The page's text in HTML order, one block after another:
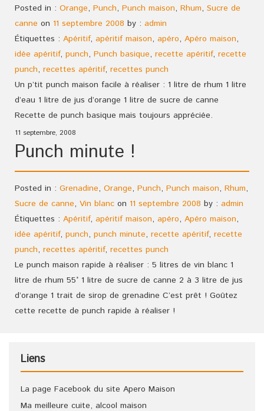
Posted in : Orange, Punch, Punch maison, Rhum, Sucre de
canne on 11 septembre 2008 by : admin
Étiquettes : Apéritif, apéritif maison, apéro, Apéro maison,
idée apéritif, punch, Punch basique, recette apéritif, recette
punch, recettes apéritif, recettes punch
Un p’tit punch maison facile à réaliser : 1 litre de rhum 1 litre
d’eau 1 litre de jus d’orange 1 litre de sucre de canne
Recette de punch basique mais toujours appréciée.
11 septembre, 2008
Punch minute !
Posted in : Grenadine, Orange, Punch, Punch maison, Rhum,
Sucre de canne, Vin blanc on 11 septembre 2008 by : admin
Étiquettes : Apéritif, apéritif maison, apéro, Apéro maison,
idée apéritif, punch, punch minute, recette apéritif, recette
punch, recettes apéritif, recettes punch
Le punch maison rapide à réaliser : 5 litres de vin blanc 1
litre de rhum 55° 1 litre de sucre de canne 2 à 3 litre de jus
d’orange 1 trait de sirop de grenadine C’est prêt ! Goûtez
cette recette de punch rapide à réaliser !
Liens
La page Facebook du site Apero Maison
Ma meilleure cuite, alcool maison